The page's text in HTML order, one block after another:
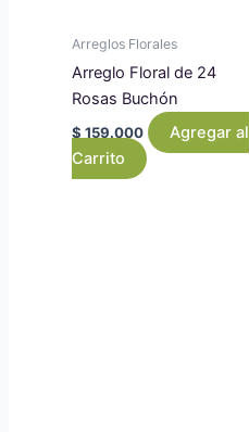
Arreglos Florales
Arreglo Floral de 24
Rosas Buchón
$ 159.000
Agregar al
Carrito